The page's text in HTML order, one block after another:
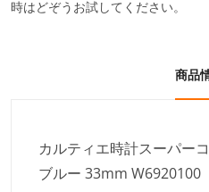
時はどぞうお試してください。
商品
カルティエ時計スーパー
ブルー 33mm W6920100